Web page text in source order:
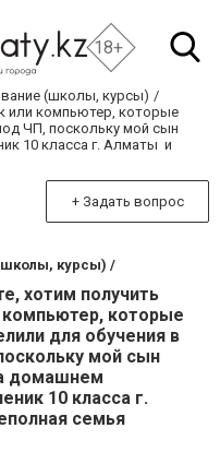
18+
(школы, курсы)
или компьютер, которые
ЧП, поскольку мой сын
10 класса г. Алматы и
+ Задать вопрос
курсы) /
хотим получить
компьютер, которые
для обучения в
мой сын
домашнем
10 класса г.
семья